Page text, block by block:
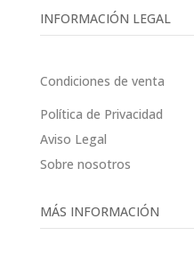
INFORMACIÓN LEGAL
Condiciones de venta
Política de Privacidad
Aviso Legal
Sobre nosotros
MÁS INFORMACIÓN